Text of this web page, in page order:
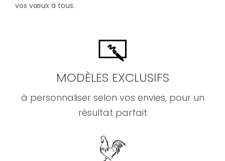
vos vœux à tous.
MODÈLES EXCLUSIFS
à personnaliser selon vos envies, pour un
résultat parfait